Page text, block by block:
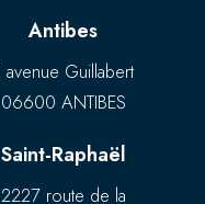
Antibes
avenue Guillabert
06600 ANTIBES
Saint-Raphaël
2227 route de la